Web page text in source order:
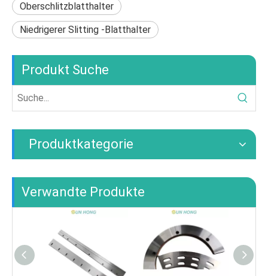
Oberschlitzblatthalter
Niedrigerer Slitting -Blatthalter
Produkt Suche
Produktkategorie
Verwandte Produkte